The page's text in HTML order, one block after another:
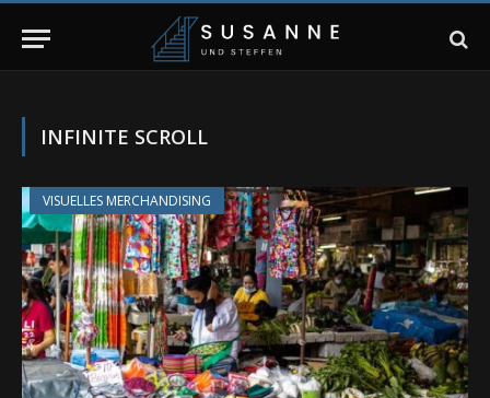
INFINITE SCROLL
VISUELLES MERCHANDISING